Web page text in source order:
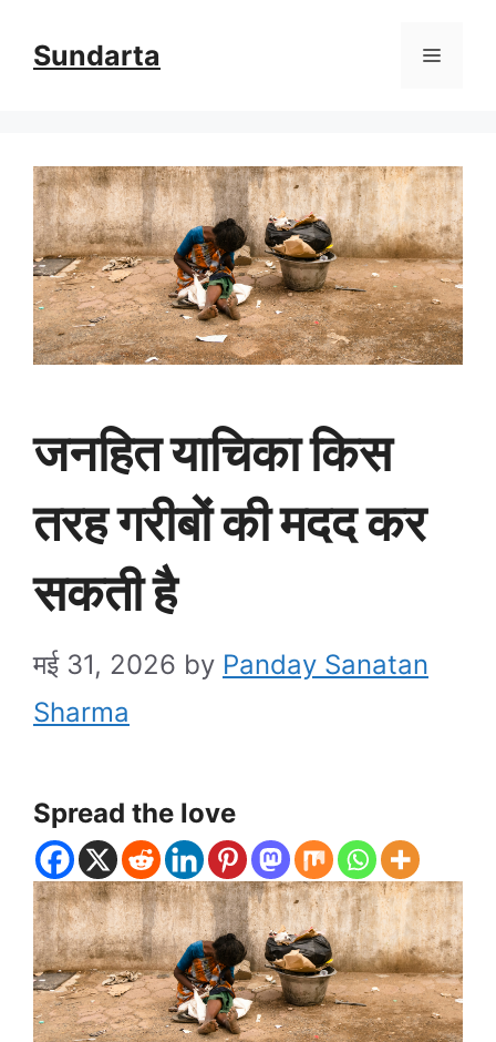
Sundarta Menu
जनहित याचिका किस
तरह गरीबों की मदद कर
सकती है
मई 31, 2026 by Panday Sanatan
Sharma
Spread the love